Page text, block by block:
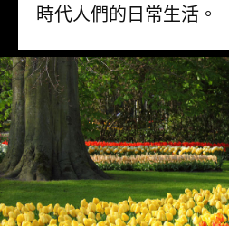
時代人們的日常生活。